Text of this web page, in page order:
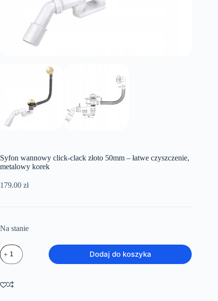
Syfon wannowy click-clack złoto 50mm – łatwe czyszczenie,
metalowy korek
179.00 zł
Na stanie
ilość
Syfon
wannowy
clack
złoto
Dodaj do koszyka